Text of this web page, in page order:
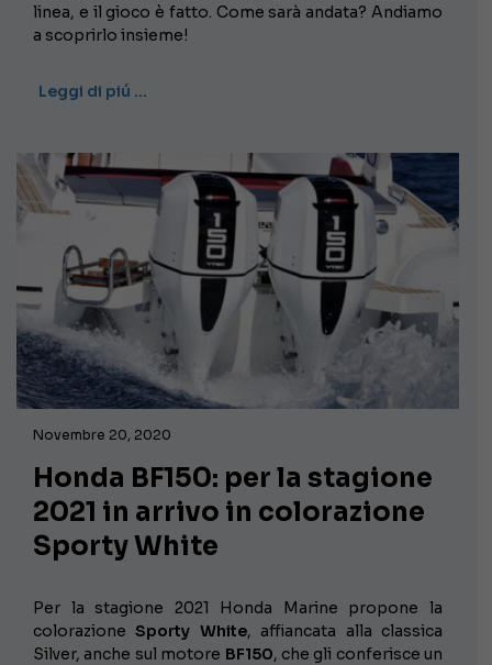
linea, e il gioco è fatto. Come sarà andata? Andiamo
a scoprirlo insieme!
Leggi di piú …
Novembre 20, 2020
Honda BF150: per la stagione
2021 in arrivo in colorazione
Sporty White
Per la stagione 2021 Honda Marine propone la
colorazioneSporty White, affiancata alla classica
Silver, anche sul motore BF150, che gli conferisce un